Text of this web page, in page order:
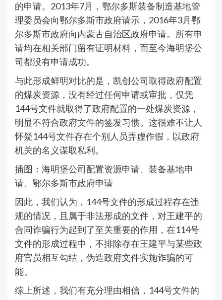
的申请。2013年7月，鄂尔多斯装备制造基地管
理委员会向鄂尔多斯市政府请示，2016年3月鄂
尔多斯市政府向内蒙古自治区政府申请。所有申
请均在相关部门留有证明材料，而至今海明堡公
司都没有申请成功。
与此形成鲜明对比的是，凯创公司取得政府配置
的煤炭资源，没有经过任何申请或审批，仅凭
144号文件就取得了政府配置的一处煤炭资源，
明显不符合政府文件的签发习惯。这很难不让人
怀疑144号文件存在个别人员弄虚作假，以政府
机关的名义谋取私利。
插图：海明堡公司配置资源申请、装备基地申
请、鄂尔多斯市政府申请
因此，我们认为，144号文件的形成过程存在违
规的情况，且属于非法形成的文件，对王建平的
合同诈骗行为起到了至关重要的作用，在114号
文件的形成过程中，不排除存在王建平与某些政
府官员相互勾结，伪造政府文件实施诈骗的可
能。
综上所述，我们有充分理由相信，144号文件的